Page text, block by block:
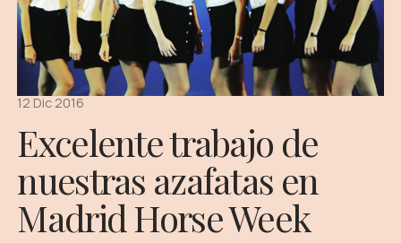
12 Dic 2016
Excelente trabajo de
nuestras azafatas en
Madrid Horse Week